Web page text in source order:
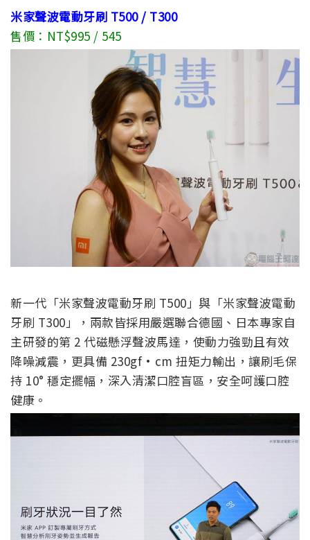
米家聲波電動牙刷 T500 / T300
售價：NT$995 / 545
新一代「米家聲波電動牙刷 T500」與「米家聲波電動
牙刷 T300」，兩款皆採用嚴選聯合德國、日本專家自
主研發的第 2 代磁懸浮聲波馬達，使動力強勁且有效
降噪減震，更具備 230gf·cm 扭矩力輸出，讓刷毛保
持 10° 穩定擺幅，深入清潔口腔盲區，安全呵護口腔
健康。